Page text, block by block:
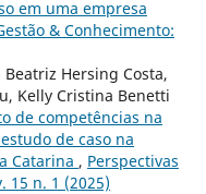
em uma empresa
& Conhecimento:
Hersing Costa,
Kelly Cristina Benetti
de competências na
de caso na
Catarina , Perspectivas
15 n. 1 (2025)